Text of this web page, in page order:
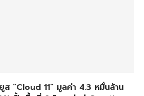
“Cloud 11” มูลค่า 4.3 หมื่นล้าน